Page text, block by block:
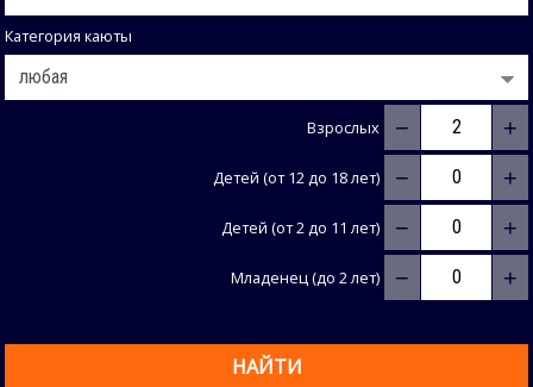
Категория каюты
Взрослых − +
Детей (от 12 до 18 лет) − +
Детей (от 2 до 11 лет) − +
Младенец (до 2 лет) − +
НАЙТИ